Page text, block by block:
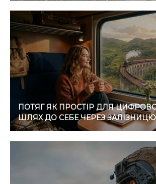
ПОТЯГ ЯК ПРОСТІР ДЛЯ
ШЛЯХ ДО СЕБЕ ЧЕРЕЗ ЗАЛІЗНИЦЮ